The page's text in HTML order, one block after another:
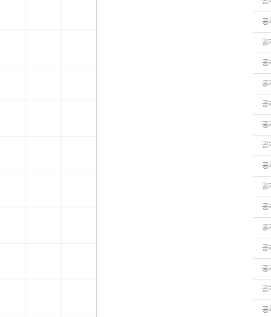
공
공
공
공
공
공
공
공
공
공
공
공
공
공
공